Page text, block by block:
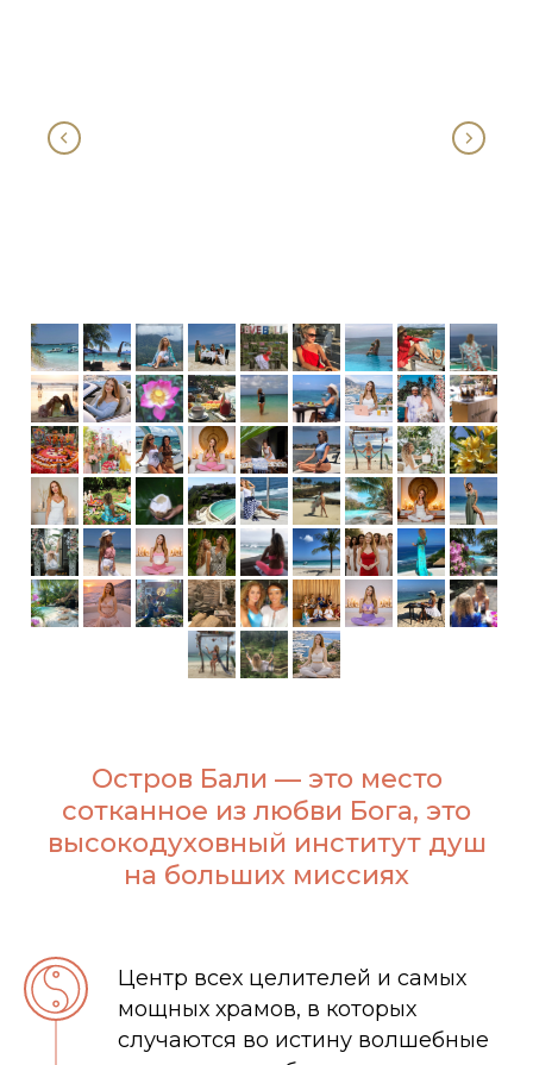
Остров Бали — это место
сотканное из любви Бога, это
высокодуховный институт душ
на больших миссиях
Центр всех целителей и самых
мощных храмов, в которых
случаются во истину волшебные